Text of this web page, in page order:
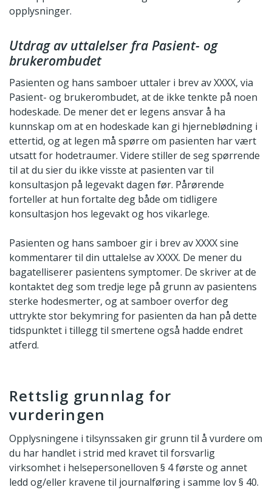
opplysninger.
Utdrag av uttalelser fra Pasient- og
brukerombudet
Pasienten og hans samboer uttaler i brev av XXXX, via
Pasient- og brukerombudet, at de ikke tenkte på noen
hodeskade. De mener det er legens ansvar å ha
kunnskap om at en hodeskade kan gi hjerneblødning i
ettertid, og at legen må spørre om pasienten har vært
utsatt for hodetraumer. Videre stiller de seg spørrende
til at du sier du ikke visste at pasienten var til
konsultasjon på legevakt dagen før. Pårørende
forteller at hun fortalte deg både om tidligere
konsultasjon hos legevakt og hos vikarlege.
Pasienten og hans samboer gir i brev av XXXX sine
kommentarer til din uttalelse av XXXX. De mener du
bagatelliserer pasientens symptomer. De skriver at de
kontaktet deg som tredje lege på grunn av pasientens
sterke hodesmerter, og at samboer overfor deg
uttrykte stor bekymring for pasienten da han på dette
tidspunktet i tillegg til smertene også hadde endret
atferd.
Rettslig grunnlag for
vurderingen
Opplysningene i tilsynssaken gir grunn til å vurdere om
du har handlet i strid med kravet til forsvarlig
virksomhet i helsepersonelloven § 4 første og annet
ledd og/eller kravene til journalføring i samme lov § 40.